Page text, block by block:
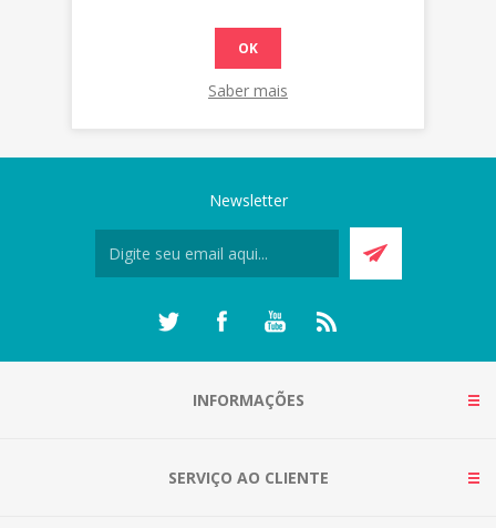
Newsletter
INFORMAÇÕES
SERVIÇO AO CLIENTE
OK
Saber mais